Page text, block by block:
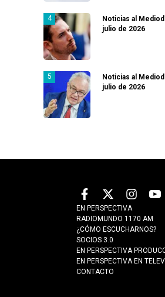
Noticias al
julio de 2026
Noticias al
julio de 2026
EN PERSPECTIVA
RADIOMUNDO 1170 AM
¿CÓMO ESCUCHARNOS?
SOCIOS 3.0
EN PERSPECTIVA
EN PERSPECTIVA EN
CONTACTO